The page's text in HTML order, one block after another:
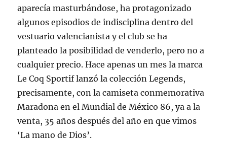
aparecía masturbándose, ha protagonizado
algunos episodios de indisciplina dentro del
vestuario valencianista y el club se ha
planteado la posibilidad de venderlo, pero no a
cualquier precio. Hace apenas un mes la marca
Le Coq Sportif lanzó la colección Legends,
precisamente, con la camiseta conmemorativa
Maradona en el Mundial de México 86, ya a la
venta, 35 años después del año en que vimos
‘La mano de Dios’.